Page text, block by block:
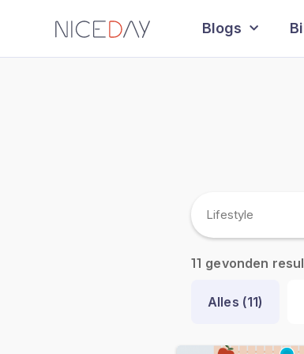
Blogs
11 gevonden
Alles (11)